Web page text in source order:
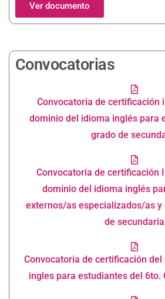
Ver documento
Convocatorias
Convocatoria de certificación
dominio del idioma inglés para
grado de
Convocatoria de certificación
dominio del idioma inglés
externos/as especializados/as y
de secundaria
Convocatoria de certificación
ingles para estudiantes del 6to.